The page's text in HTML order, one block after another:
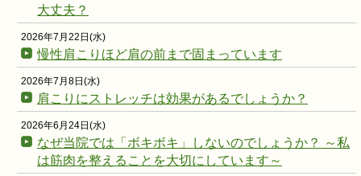
大丈夫？
2026年7月22日(水)
慢性肩こりほど肩の前まで固まっています
2026年7月8日(水)
肩こりにストレッチは効果があるでしょうか？
2026年6月24日(水)
なぜ当院では「ボキボキ」しないのでしょうか？ ～私
は筋肉を整えることを大切にしています～